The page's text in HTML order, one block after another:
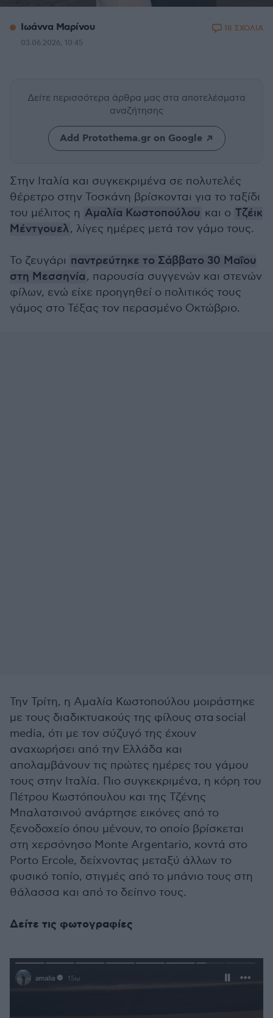
Ιωάννα Μαρίνου
03.06.2026, 10:45
18 ΣΧΟΛΙΑ
Δείτε περισσότερα άρθρα μας στα αποτελέσματα
αναζήτησης
Add Protothema.gr on Google
Στην Ιταλία και συγκεκριμένα σε πολυτελές
θέρετρο στην Τοσκάνη βρίσκονται για το ταξίδι
του μέλιτος η Αμαλία Κωστοπούλου και ο Τζέικ
Μέντγουελ, λίγες ημέρες μετά τον γάμο τους.
Το ζευγάρι παντρεύτηκε το Σάββατο 30 Μαΐου
στη Μεσσηνία, παρουσία συγγενών και στενών
φίλων, ενώ είχε προηγηθεί ο πολιτικός τους
γάμος στο Τέξας τον περασμένο Οκτώβριο.
Την Τρίτη, η Αμαλία Κωστοπούλου μοιράστηκε
με τους διαδικτυακούς της φίλους στα social
media, ότι με τον σύζυγό της έχουν
αναχωρήσει από την Ελλάδα και
απολαμβάνουν τις πρώτες ημέρες του γάμου
τους στην Ιταλία. Πιο συγκεκριμένα, η κόρη του
Πέτρου Κωστόπουλου και της Τζένης
Μπαλατσινού ανάρτησε εικόνες από το
ξενοδοχείο όπου μένουν, το οποίο βρίσκεται
στη χερσόνησο Monte Argentario, κοντά στο
Porto Ercole, δείχνοντας μεταξύ άλλων το
φυσικό τοπίο, στιγμές από το μπάνιο τους στη
θάλασσα και από το δείπνο τους.
Δείτε τις φωτογραφίες